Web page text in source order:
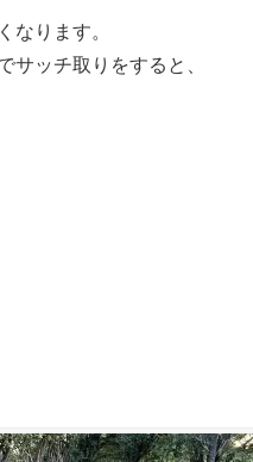
なります。
サッチ取りをすると、